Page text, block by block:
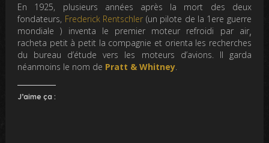
En 1925, plusieurs années après la mort des deux
fondateurs, Frederick Rentschler (un pilote de la 1ere guerre
mondiale ) inventa le premier moteur refroidi par air,
racheta petit à petit la compagnie et orienta les recherches
du bureau d’étude vers les moteurs d’avions. Il garda
néanmoins le nom de Pratt & Whitney.
J’aime ça :